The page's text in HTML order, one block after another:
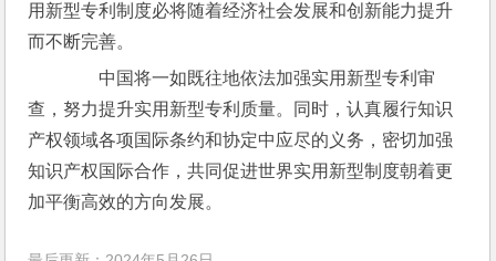
用新型专利制度必将随着经济社会发展和创新能力提升
而不断完善。
中国将一如既往地依法加强实用新型专利审
查，努力提升实用新型专利质量。同时，认真履行知识
产权领域各项国际条约和协定中应尽的义务，密切加强
知识产权国际合作，共同促进世界实用新型制度朝着更
加平衡高效的方向发展。